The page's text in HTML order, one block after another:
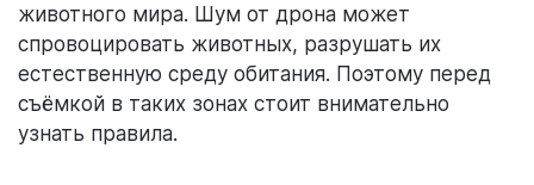
животного мира. Шум от дрона может
спровоцировать животных, разрушать их
естественную среду обитания. Поэтому перед
съёмкой в таких зонах стоит внимательно
узнать правила.